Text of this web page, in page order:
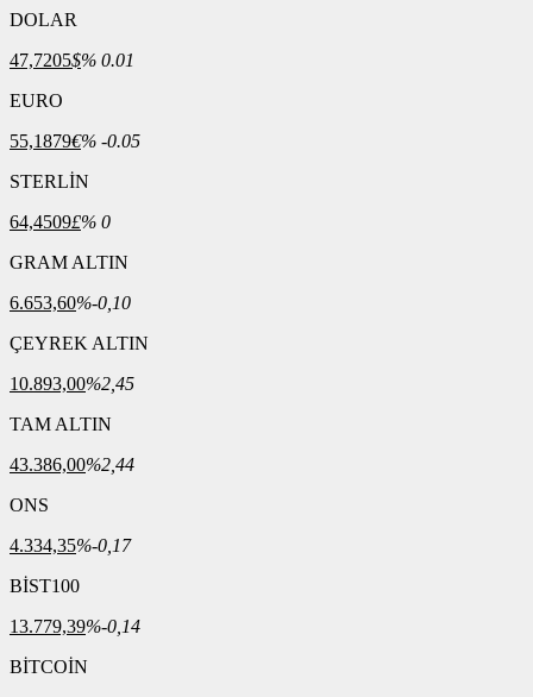
DOLAR
47,7205$% 0.01
EURO
55,1879€% -0.05
STERLİN
64,4509£% 0
GRAM ALTIN
6.653,60%-0,10
ÇEYREK ALTIN
10.893,00%2,45
TAM ALTIN
43.386,00%2,44
ONS
4.334,35%-0,17
BİST100
13.779,39%-0,14
BİTCOİN